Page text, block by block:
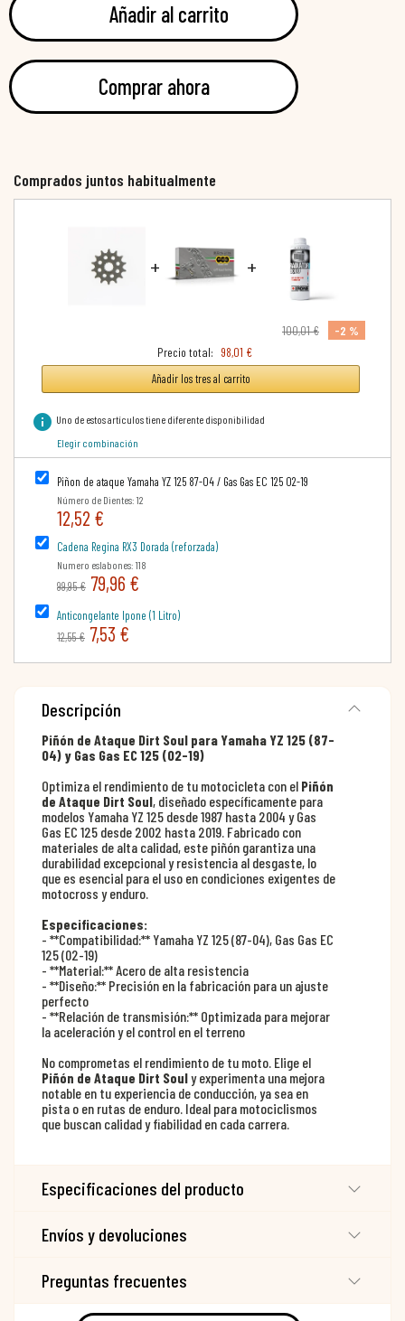
Añadir al carrito
Comprar ahora
Comprados juntos habitualmente
+ +
100,01 €
-2 %
Precio total: 98,01 €
Añadir los tres al carrito
info Uno de estos artículos tiene diferente disponibilidad
Elegir combinación
Piñon de ataque Yamaha YZ 125 87-04 / Gas Gas EC 125 02-19
Número de Dientes: 12
12,52 €
Cadena Regina RX3 Dorada (reforzada)
Numero eslabones: 118
99,95 € 79,96 €
Anticongelante Ipone (1 Litro)
12,55 € 7,53 €
Descripción
Piñón de Ataque Dirt Soul para Yamaha YZ 125 (87-
04) y Gas Gas EC 125 (02-19)
Optimiza el rendimiento de tu motocicleta con el Piñón
de Ataque Dirt Soul, diseñado específicamente para
modelos Yamaha YZ 125 desde 1987 hasta 2004 y Gas
Gas EC 125 desde 2002 hasta 2019. Fabricado con
materiales de alta calidad, este piñón garantiza una
durabilidad excepcional y resistencia al desgaste, lo
que es esencial para el uso en condiciones exigentes de
motocross y enduro.
Especificaciones:
- **Compatibilidad:** Yamaha YZ 125 (87-04), Gas Gas EC
125 (02-19)
- **Material:** Acero de alta resistencia
- **Diseño:** Precisión en la fabricación para un ajuste
perfecto
- **Relación de transmisión:** Optimizada para mejorar
la aceleración y el control en el terreno
No comprometas el rendimiento de tu moto. Elige el
Piñón de Ataque Dirt Souly experimenta una mejora
notable en tu experiencia de conducción, ya sea en
pista o en rutas de enduro. Ideal para motociclismos
que buscan calidad y fiabilidad en cada carrera.
Especificaciones del producto
Envíos y devoluciones
Preguntas frecuentes